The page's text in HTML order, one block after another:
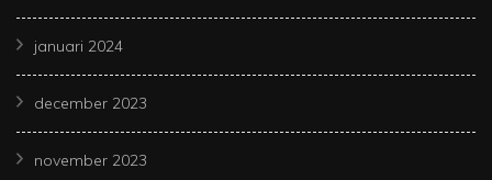
januari 2024
december 2023
november 2023